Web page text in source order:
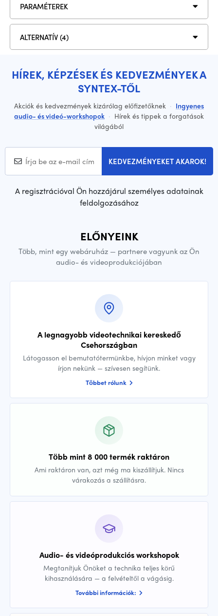
PARAMÉTEREK
ALTERNATÍV (4)
HÍREK, KÉPZÉSEK ÉS KEDVEZMÉNYEK A
SYNTEX-TŐL
Akciók és kedvezmények kizárólag előfizetőknek · Ingyenes
audio- és videó-workshopok · Hírek és tippek a forgatások
világából
KEDVEZMÉNYEKET AKAROK!
A regisztrációval Ön hozzájárul személyes adatainak
feldolgozásához
ELŐNYEINK
Több, mint egy webáruház — partnere vagyunk az Ön
audio- és videoprodukciójában
A legnagyobb videotechnikai kereskedő
Csehországban
Látogasson el bemutatótermünkbe, hívjon minket vagy
írjon nekünk — szívesen segítünk.
Többet rólunk
Több mint 8 000 termék raktáron
Ami raktáron van, azt még ma kiszállítjuk. Nincs
várakozás a szállításra.
Audio- és videóprodukciós workshopok
Megtanítjuk Önöket a technika teljes körű
kihasználására — a felvételtől a vágásig.
További információk: